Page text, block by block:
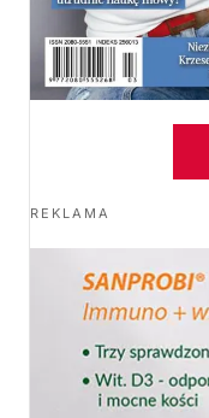
REKLAMA